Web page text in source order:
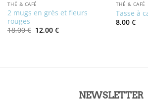
THÉ & CAFÉ
2 mugs en grès et fleurs
rouges
18,00€ Le
prix
12,00 €Le
THÉ & CAFÉ
Tasse à
8,00 €
NEWSLETTER